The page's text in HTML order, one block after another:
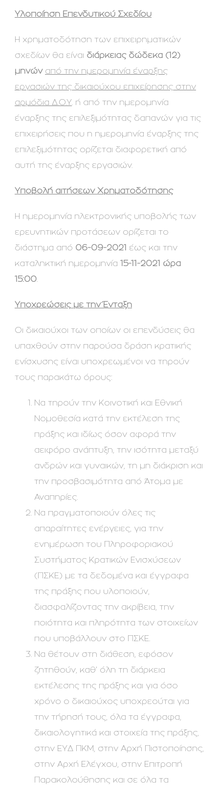
Υλοποίηση Επενδυτικού Σχεδίου
Η χρηματοδότηση των επιχειρηματικών
σχεδίων θα είναι διάρκειας δώδεκα (12)
μηνών από την ημερομηνία έναρξης
εργασιών της δικαιούχου επιχείρησης στην
αρμόδια Δ.Ο.Υ . ή από την ημερομηνία
έναρξης της επιλεξιμότητας δαπανών για τις
επιχειρήσεις που η ημερομηνία έναρξης της
επιλεξιμότητας ορίζεται διαφορετική από
αυτή της έναρξης εργασιών.
Υποβολή αιτήσεων Χρηματοδότησης
Η ημερομηνία ηλεκτρονικής υποβολής των
ερευνητικών προτάσεων ορίζεται το
διάστημα από 06-09-2021 έως και την
καταληκτική ημερομηνία 15-11-2021 ώρα
15:00
Υποχρεώσεις με την Ένταξη
Οι δικαιούχοι των οποίων οι επενδύσεις θα
υπαχθούν στην παρούσα δράση κρατικής
ενίσχυσης είναι υποχρεωμένοι να τηρούν
τους παρακάτω όρους:
Να τηρούν την Κοινοτική και Εθνική
Νομοθεσία κατά την εκτέλεση της
πράξης και ιδίως όσον αφορά την
αειφόρο ανάπτυξη, την ισότητα μεταξύ
ανδρών και γυναικών, τη μη διάκριση και
την προσβασιμότητα από Άτομα με
Αναπηρίες.
Να πραγματοποιούν όλες τις
απαραίτητες ενέργειες, για την
ενημέρωση του Πληροφοριακού
Συστήματος Κρατικών Ενισχύσεων
(ΠΣΚΕ) με τα δεδομένα και έγγραφα
της πράξης που υλοποιούν,
διασφαλίζοντας την ακρίβεια, την
ποιότητα και πληρότητα των στοιχείων
που υποβάλλουν στο ΠΣΚΕ.
Να θέτουν στη διάθεση, εφόσον
ζητηθούν, καθ’ όλη τη διάρκεια
εκτέλεσης της πράξης και για όσο
χρόνο ο δικαιούχος υποχρεούται για
την τήρησή τους, όλα τα έγγραφα,
δικαιολογητικά και στοιχεία της πράξης,
στην ΕΥΔ ΠΚΜ, στην Αρχή Πιστοποίησης,
στην Αρχή Ελέγχου, στην Επιτροπή
Παρακολούθησης και σε όλα τα